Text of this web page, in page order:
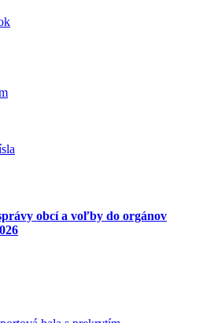
obcí a voľby do orgánov